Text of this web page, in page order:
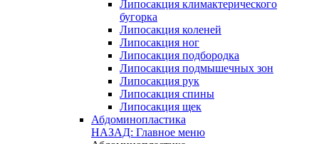
Липосакция климактерического
бугорка
Липосакция коленей
Липосакция ног
Липосакция подбородка
Липосакция подмышечных зон
Липосакция рук
Липосакция спины
Липосакция щек
Абдоминопластика
НАЗАД: Главное меню